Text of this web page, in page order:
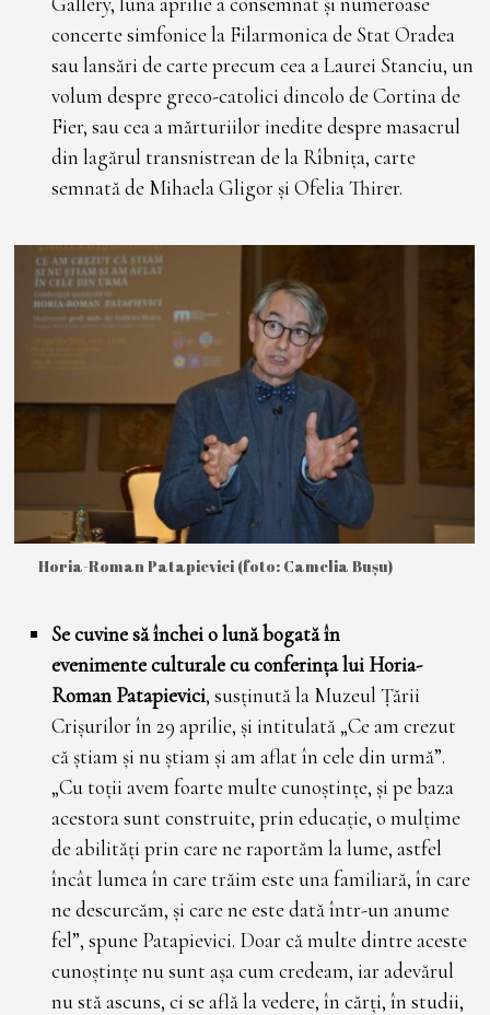
concerte simfonice la Filarmonica de Stat Oradea
sau lansări de carte precum cea a Laurei Stanciu, un
volum despre greco-catolici dincolo de Cortina de
Fier, sau cea a mărturiilor inedite despre masacrul
din lagărul transnistrean de la Rîbnița, carte
semnată de Mihaela Gligor și Ofelia Thirer.
Horia-Roman Patapievici (foto: Camelia Bușu)
Se cuvine să închei o lună bogată în
evenimente culturale cu conferința lui Horia-
Roman Patapievici, susținută la Muzeul Țării
Crișurilor în 29 aprilie, și intitulată „Ce am crezut
că știam și nu știam și am aflat în cele din urmă”.
„Cu toții avem foarte multe cunoștințe, și pe baza
acestora sunt construite, prin educație, o mulțime
de abilități prin care ne rapor­tăm la lume, astfel
încât lumea în care trăim este una familiară, în care
ne descurcăm, și care ne este dată într-un anume
fel”, spune Patapievici. Doar că multe dintre aceste
cunoștințe nu sunt așa cum credeam, iar ade­vărul
nu stă ascuns, ci se află la vedere, în cărți, în studii,